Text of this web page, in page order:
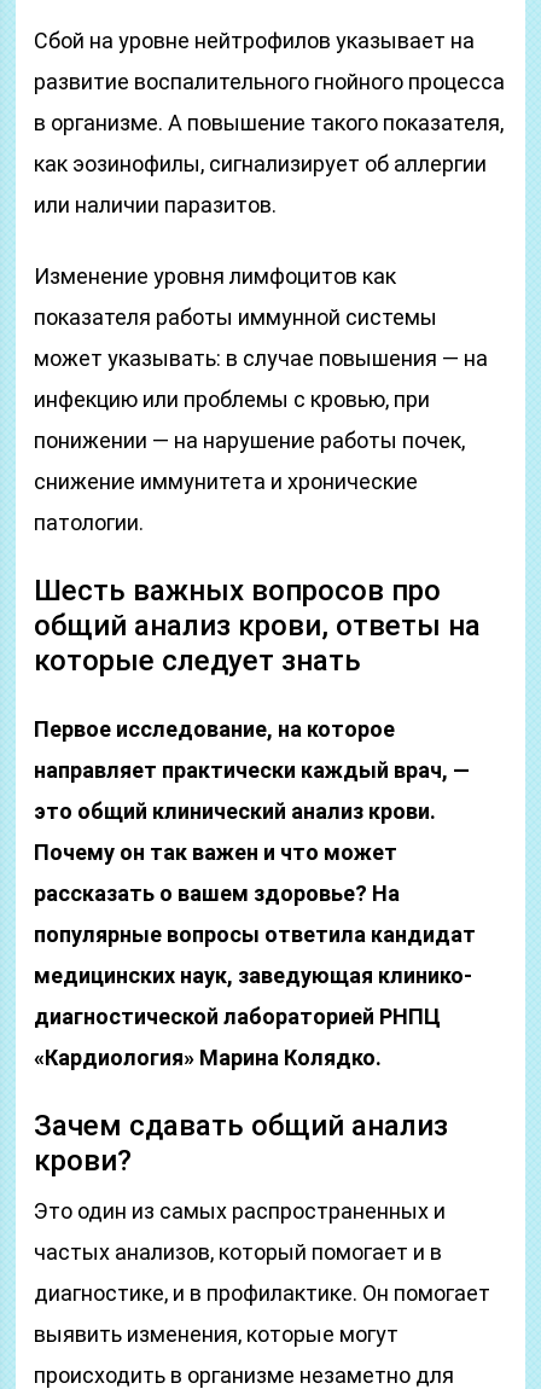
Сбой на уровне нейтрофилов указывает на
развитие воспалительного гнойного процесса
в организме. А повышение такого показателя,
как эозинофилы, сигнализирует об аллергии
или наличии паразитов.
Изменение уровня лимфоцитов как
показателя работы иммунной системы
может указывать: в случае повышения — на
инфекцию или проблемы с кровью, при
понижении — на нарушение работы почек,
снижение иммунитета и хронические
патологии.
Шесть важных вопросов про
общий анализ крови, ответы на
которые следует знать
Первое исследование, на которое
направляет практически каждый врач, —
это общий клинический анализ крови.
Почему он так важен и что может
рассказать о вашем здоровье? На
популярные вопросы ответила кандидат
медицинских наук, заведующая клинико-
диагностической лабораторией РНПЦ
«Кардиология» Марина Колядко.
Зачем сдавать общий анализ
крови?
Это один из самых распространенных и
частых анализов, который помогает и в
диагностике, и в профилактике. Он помогает
выявить изменения, которые могут
происходить в организме незаметно для